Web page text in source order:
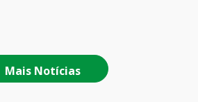
Mais Notícias